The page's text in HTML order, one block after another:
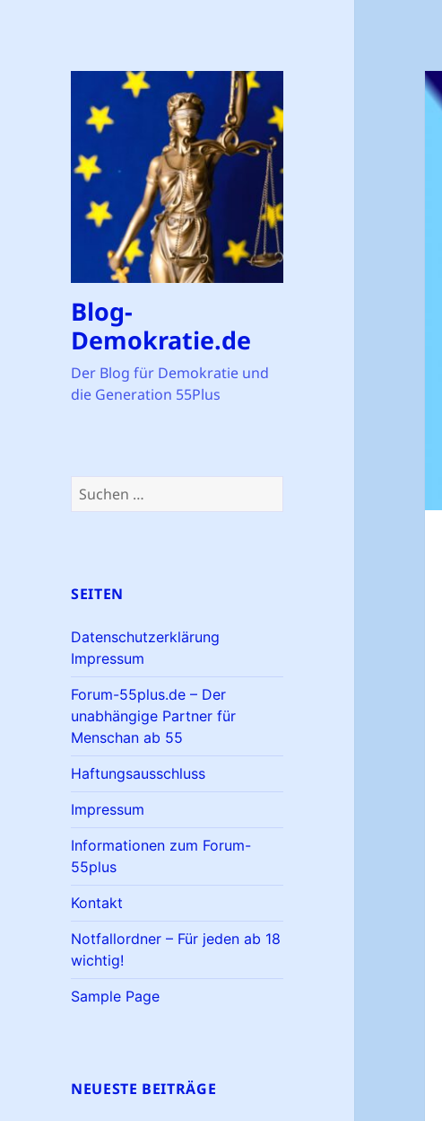
Blog-
Demokratie.de
Der Blog für Demokratie und
die Generation 55Plus
Suchen
nach:
SEITEN
Datenschutzerklärung
Impressum
Forum-55plus.de – Der
unabhängige Partner für
Menschan ab 55
Haftungsausschluss
Impressum
Informationen zum Forum-
55plus
Kontakt
Notfallordner – Für jeden ab 18
wichtig!
Sample Page
NEUESTE BEITRÄGE